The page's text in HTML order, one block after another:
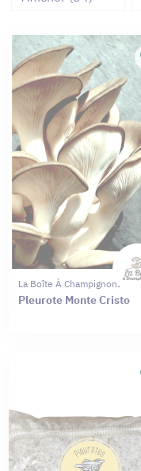
La Boîte À Champignons
Pleurote Monte Cristo